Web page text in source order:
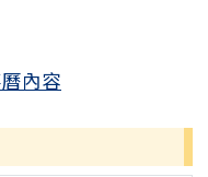
內容